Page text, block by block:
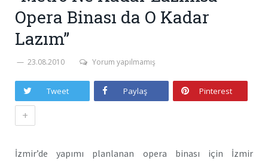
Opera Binası da O Kadar
Lazım”
23.08.2010 Yorum yapılmamış
Tweet Paylaş Pinterest
+
İzmir’de yapımı planlanan opera binası için İzmir